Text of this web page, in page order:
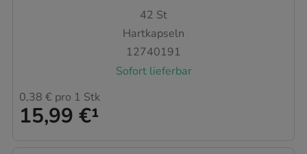
42 St
Hartkapseln
12740191
Sofort lieferbar
15,99 €¹
0,38 € pro 1 Stk